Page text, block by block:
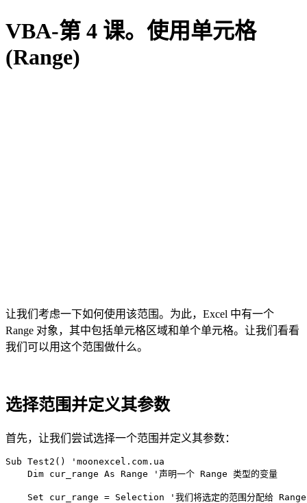
VBA-第 4 课。使用单元格
(Range)
让我们考虑一下如何使用该范围。为此，Excel 中有一个
Range 对象，其中包括单元格区域和单个单元格。让我们看看
我们可以用这个范围做什么。
选择范围并定义其参数
首先，让我们尝试选择一个范围并定义其参数：
Sub Test2() 'moonexcel.com.ua
    Dim cur_range As Range '声明一个 Range 类型的变量
Set cur_range = Selection '我们将选定的范围分配给 Range